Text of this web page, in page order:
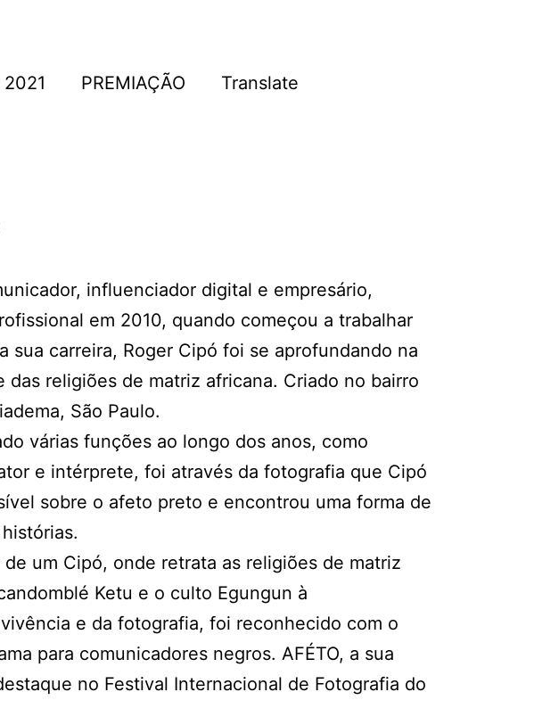
2021 PREMIAÇÃO Translate
influenciador digital e empresário,
em 2010, quando começou a trabalhar
sua carreira, Roger Cipó foi se aprofundando na
das religiões de matriz africana. Criado no bairro
São Paulo.
várias funções ao longo dos anos, como
e intérprete, foi através da fotografia que Cipó
sobre o afeto preto e encontrou uma forma de
um Cipó, onde retrata as religiões de matriz
Ketu e o culto Egungun à
e da fotografia, foi reconhecido com o
para comunicadores negros. AFÉTO, a sua
no Festival Internacional de Fotografia do